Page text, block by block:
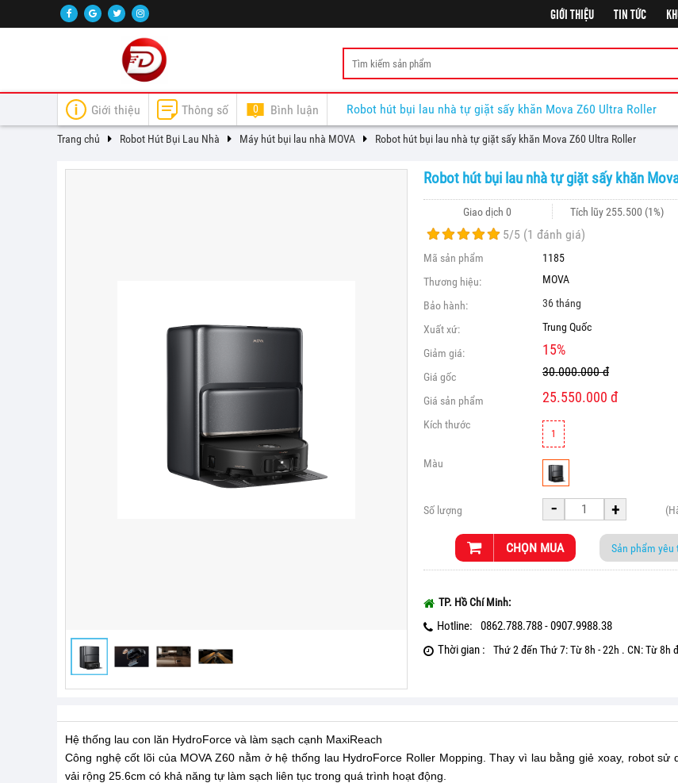
GIỚI THIỆU TIN TỨC
Giới thiệu Thông số 0 Bình luận Robot hút bụi lau nhà tự giặt sấy khăn Mova Z60 Ultra Roller
Trang chủ Robot Hút Bụi Lau Nhà Máy hút bụi lau nhà MOVA Robot hút bụi lau nhà tự giặt sấy khăn Mova Z60 Ultra Roller
Robot hút bụi lau nhà tự giặt sấy khăn
Giao dịch 0 Tích lũy255.500 (1%)
5/5 (1 đánh giá)
Mã sản phẩm
1185
Thương hiệu:
MOVA
Bảo hành: 36 tháng
Xuất xứ: Trung Quốc
Giảm giá: 15%
Giá gốc 30.000.000 đ
Giá sản phẩm 25.550.000 đ
Kích thước
1
Màu
Số lượng - +
CHỌN MUA Sản phẩm yêu
TP. Hồ Chí Minh:
Hotline:
0862.788.788 - 0907.9988.38
Thời gian :
Thứ 2 đến Thứ 7: Từ 8h - 22h . CN: Từ 8h
Hệ thống lau con lăn HydroForce và làm sạch cạnh MaxiReach
Công nghệ cốt lõi của MOVA Z60 nằm ở hệ thống lau HydroForce Roller Mopping. Thay vì lau bằng giẻ xoay, robot sử
vải rộng 25.6cm có khả năng tự làm sạch liên tục trong quá trình hoạt động.